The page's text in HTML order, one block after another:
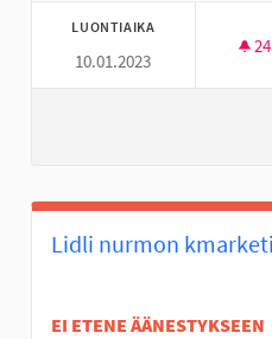
LUONTIAIKA
10.01.2023
24
Lidli nurmon
EI ETENE ÄÄNESTYKSEEN